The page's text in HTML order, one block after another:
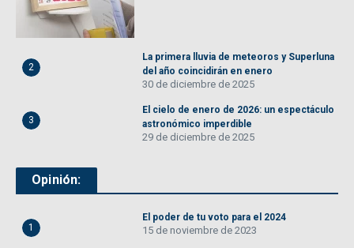
2
La primera lluvia de meteoros y Superluna
del año coincidirán en enero
30 de diciembre de 2025
3
El cielo de enero de 2026: un espectáculo
astronómico imperdible
29 de diciembre de 2025
Opinión:
1
El poder de tu voto para el 2024
15 de noviembre de 2023